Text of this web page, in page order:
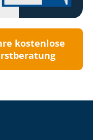
kostenlose